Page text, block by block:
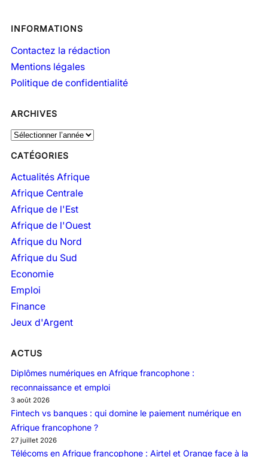
INFORMATIONS
Contactez la rédaction
Mentions légales
Politique de confidentialité
ARCHIVES
A
c
h
v
CATÉGORIES
Actualités Afrique
Afrique Centrale
Afrique de l'Est
Afrique de l'Ouest
Afrique du Nord
Afrique du Sud
Economie
Emploi
Finance
Jeux d'Argent
ACTUS
Diplômes numériques en Afrique francophone :
reconnaissance et emploi
3 août 2026
Fintech vs banques : qui domine le paiement numérique en
Afrique francophone ?
27 juillet 2026
Télécoms en Afrique francophone : Airtel et Orange face à la